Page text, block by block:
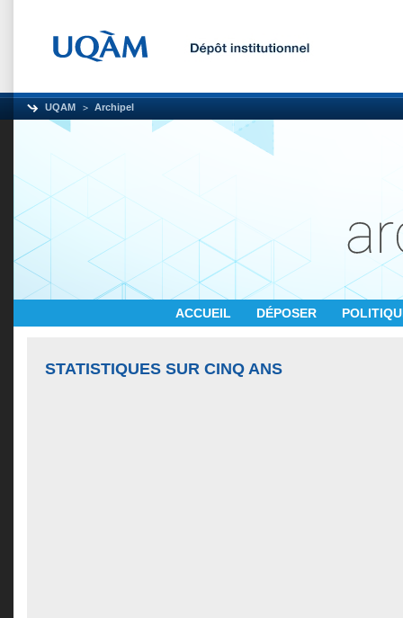
UQAM Archipel
ACCUEIL DÉPOSER
STATISTIQUES SUR CINQ ANS